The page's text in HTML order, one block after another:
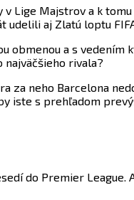
Majstrov a k
udelili aj Zlatú loptu
obmenou a s
najväčšieho rivala?
za neho Barcelona
iste s prehľadom
do Premier